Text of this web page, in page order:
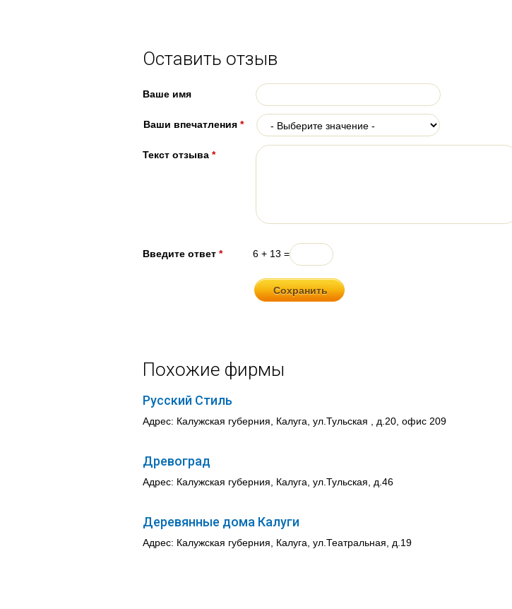
Оставить отзыв
Ваше имя
Ваши впечатления *
Текст отзыва *
Введите ответ * 6 + 13 =
Похожие фирмы
Русский Стиль
Адрес: Калужская губерния, Калуга, ул.Тульская , д.20, офис 209
Древоград
Адрес: Калужская губерния, Калуга, ул.Тульская, д.46
Деревянные дома Калуги
Адрес: Калужская губерния, Калуга, ул.Театральная, д.19